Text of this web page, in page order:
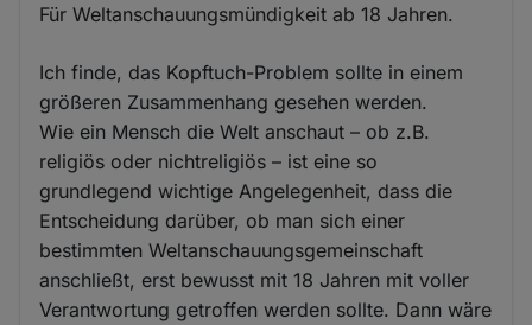
Für Weltanschauungsmündigkeit ab 18 Jahren.
Ich finde, das Kopftuch-Problem sollte in einem
größeren Zusammenhang gesehen werden.
Wie ein Mensch die Welt anschaut – ob z.B.
religiös oder nichtreligiös – ist eine so
grundlegend wichtige Angelegenheit, dass die
Entscheidung darüber, ob man sich einer
bestimmten Weltanschauungsgemeinschaft
anschließt, erst bewusst mit 18 Jahren mit voller
Verantwortung getroffen werden sollte. Dann wäre